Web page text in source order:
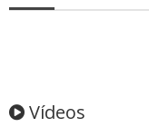
Vídeos